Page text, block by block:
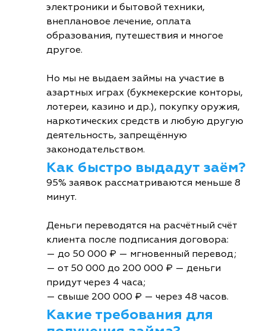
электроники и бытовой техники,
внеплановое лечение, оплата
образования, путешествия и многое
другое.
Но мы не выдаем займы на участие в
азартных играх (букмекерские конторы,
лотереи, казино и др.), покупку оружия,
наркотических средств и любую другую
деятельность, запрещённую
законодательством.
Как быстро выдадут заём?
95% заявок рассматриваются меньше 8
минут.
Деньги переводятся на расчётный счёт
клиента после подписания договора:
— до 50 000 ₽ — мгновенный перевод;
— от 50 000 до 200 000 ₽ — деньги
придут через 4 часа;
— свыше 200 000 ₽ — через 48 часов.
Какие требования для